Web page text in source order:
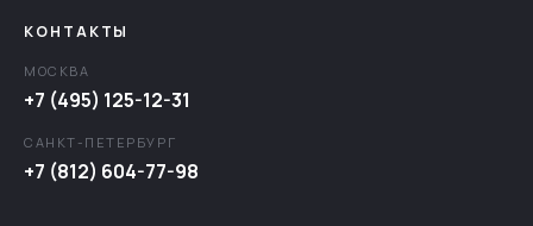
КОНТАКТЫ
МОСКВА
+7 (495) 125-12-31
САНКТ-ПЕТЕРБУРГ
+7 (812) 604-77-98